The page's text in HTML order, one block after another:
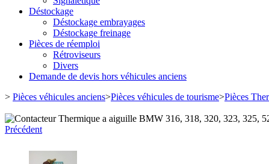
Déstockage
Déstockage embrayages
Déstockage freinage
Pièces de réemploi
Rétroviseurs
Divers
Demande de devis hors véhicules anciens
> Pièces véhicules anciens>Pièces véhicules de tourisme>Pièces
Précédent